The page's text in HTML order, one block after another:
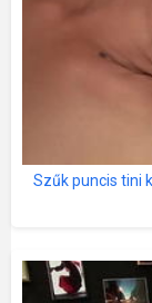
Szűk puncis tini